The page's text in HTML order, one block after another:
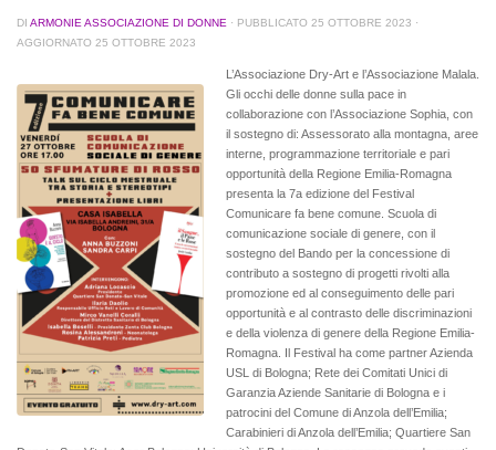
DI ARMONIE ASSOCIAZIONE DI DONNE · PUBBLICATO 25 OTTOBRE 2023 ·
AGGIORNATO 25 OTTOBRE 2023
L’Associazione Dry-Art e l’Associazione Malala.
Gli occhi delle donne sulla pace in
collaborazione con l’Associazione Sophia, con
il sostegno di: Assessorato alla montagna, aree
interne, programmazione territoriale e pari
opportunità della Regione Emilia-Romagna
presenta la 7a edizione del Festival
Comunicare fa bene comune. Scuola di
comunicazione sociale di genere, con il
sostegno del Bando per la concessione di
contributo a sostegno di progetti rivolti alla
promozione ed al conseguimento delle pari
opportunità e al contrasto delle discriminazioni
e della violenza di genere della Regione Emilia-
Romagna. Il Festival ha come partner Azienda
USL di Bologna; Rete dei Comitati Unici di
Garanzia Aziende Sanitarie di Bologna e i
patrocini del Comune di Anzola dell’Emilia;
Carabinieri di Anzola dell’Emilia; Quartiere San